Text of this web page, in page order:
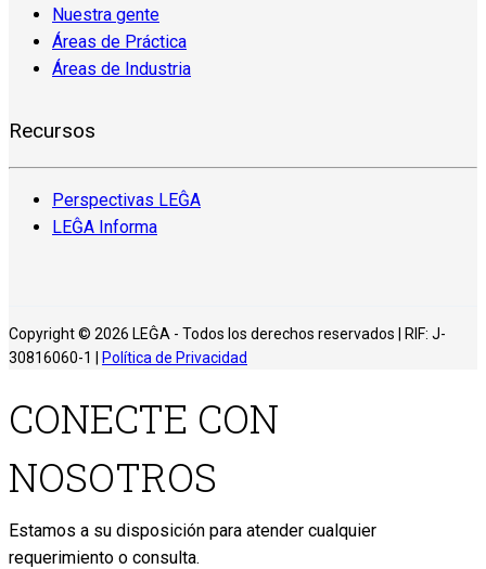
Nuestra gente
Áreas de Práctica
Áreas de Industria
Recursos
Perspectivas LEĜA
LEĜA Informa
Copyright © 2026 LEĜA - Todos los derechos reservados | RIF: J-
30816060-1 |
Política de Privacidad
CONECTE CON
NOSOTROS
Estamos a su disposición para atender cualquier
requerimiento o consulta.